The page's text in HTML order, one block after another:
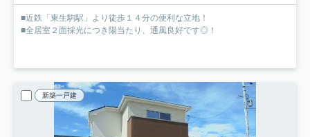
■近鉄「東生駒駅」より徒歩１４分の便利な立地！
■全居室２面採光につき陽当たり、通風良好です◎！
新築一戸建